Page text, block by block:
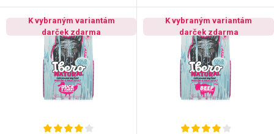
K vybraným variantám
darček zdarma
K vybraným variantám
darček zdarma